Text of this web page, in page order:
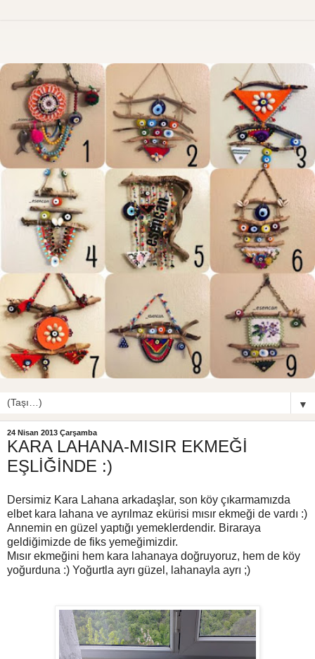
▼
24 Nisan 2013 Çarşamba
KARA LAHANA-MISIR EKMEĞİ
EŞLİĞİNDE :)
Dersimiz Kara Lahana arkadaşlar, son köy çıkarmamızda
elbet kara lahana ve ayrılmaz ekürisi mısır ekmeği de vardı :)
Annemin en güzel yaptığı yemeklerdendir. Biraraya
geldiğimizde de fiks yemeğimizdir.
Mısır ekmeğini hem kara lahanaya doğruyoruz, hem de köy
yoğurduna :) Yoğurtla ayrı güzel, lahanayla ayrı ;)